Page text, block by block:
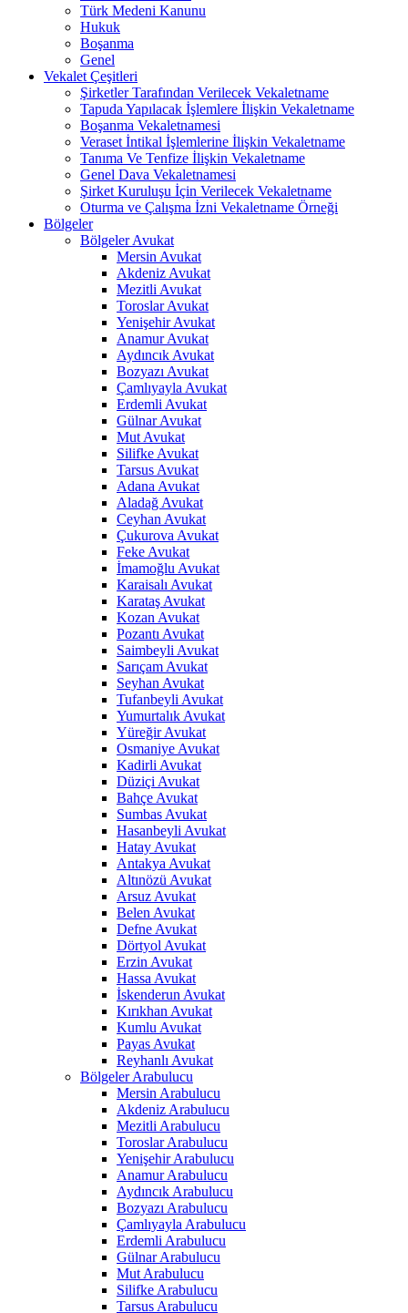
Türk Medeni Kanunu
Hukuk
Boşanma
Genel
Vekalet Çeşitleri
Şirketler Tarafından Verilecek Vekaletname
Tapuda Yapılacak İşlemlere İlişkin Vekaletname
Boşanma Vekaletnamesi
Veraset İntikal İşlemlerine İlişkin Vekaletname
Tanıma Ve Tenfize İlişkin Vekaletname
Genel Dava Vekaletnamesi
Şirket Kuruluşu İçin Verilecek Vekaletname
Oturma ve Çalışma İzni Vekaletname Örneği
Bölgeler
Bölgeler Avukat
Mersin Avukat
Akdeniz Avukat
Mezitli Avukat
Toroslar Avukat
Yenişehir Avukat
Anamur Avukat
Aydıncık Avukat
Bozyazı Avukat
Çamlıyayla Avukat
Erdemli Avukat
Gülnar Avukat
Mut Avukat
Silifke Avukat
Tarsus Avukat
Adana Avukat
Aladağ Avukat
Ceyhan Avukat
Çukurova Avukat
Feke Avukat
İmamoğlu Avukat
Karaisalı Avukat
Karataş Avukat
Kozan Avukat
Pozantı Avukat
Saimbeyli Avukat
Sarıçam Avukat
Seyhan Avukat
Tufanbeyli Avukat
Yumurtalık Avukat
Yüreğir Avukat
Osmaniye Avukat
Kadirli Avukat
Düziçi Avukat
Bahçe Avukat
Sumbas Avukat
Hasanbeyli Avukat
Hatay Avukat
Antakya Avukat
Altınözü Avukat
Arsuz Avukat
Belen Avukat
Defne Avukat
Dörtyol Avukat
Erzin Avukat
Hassa Avukat
İskenderun Avukat
Kırıkhan Avukat
Kumlu Avukat
Payas Avukat
Reyhanlı Avukat
Bölgeler Arabulucu
Mersin Arabulucu
Akdeniz Arabulucu
Mezitli Arabulucu
Toroslar Arabulucu
Yenişehir Arabulucu
Anamur Arabulucu
Aydıncık Arabulucu
Bozyazı Arabulucu
Çamlıyayla Arabulucu
Erdemli Arabulucu
Gülnar Arabulucu
Mut Arabulucu
Silifke Arabulucu
Tarsus Arabulucu